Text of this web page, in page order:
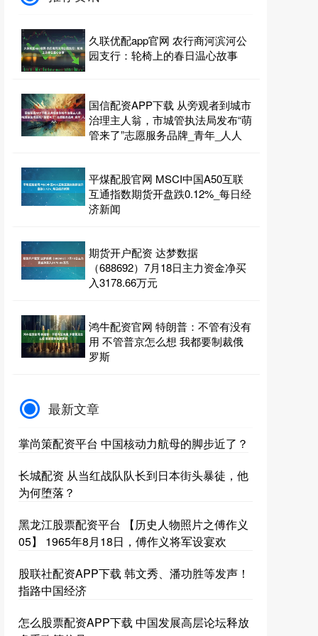
久联优配app官网 农行商河滨河公
园支行：轮椅上的春日温心故事
国信配资APP下载 从旁观者到城市
治理主人翁，市城管执法局发布“萌
管来了”志愿服务品牌_青年_人人
平煤配股官网 MSCI中国A50互联
互通指数期货开盘跌0.12%_每日经
济新闻
期货开户配资 达梦数据
（688692）7月18日主力资金净买
入3178.66万元
鸿牛配资官网 特朗普：不管有没有
用 不管普京怎么想 我都要制裁俄
罗斯
最新文章
掌尚策配资平台 中国核动力航母的脚步近了？
长城配资 从当红战队队长到日本街头暴徒，他
为何堕落？
黑龙江股票配资平台 【历史人物照片之傅作义
05】 1965年8月18日，傅作义将军设宴欢
股联社配资APP下载 韩文秀、潘功胜等发声！
指路中国经济
怎么股票配资APP下载 中国发展高层论坛释放